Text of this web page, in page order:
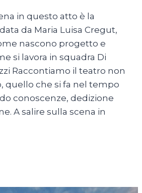
in questo atto è la
da Maria Luisa Cregut,
nascono progetto e
si lavora in squadra Di
Raccontiamo il teatro non
quello che si fa nel tempo
conoscenze, dedizione
A salire sulla scena in